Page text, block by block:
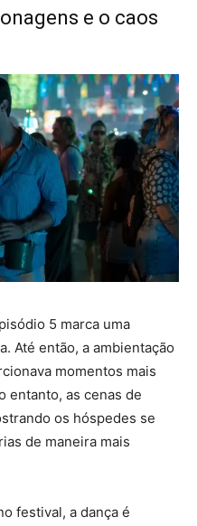
e o caos
5 marca uma
Até então, a ambientação
momentos mais
entanto, as cenas de
os hóspedes se
de maneira mais
festival, a dança é